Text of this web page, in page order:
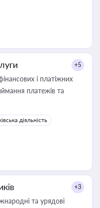
+5
і платіжних
діяльність
+3
та урядові